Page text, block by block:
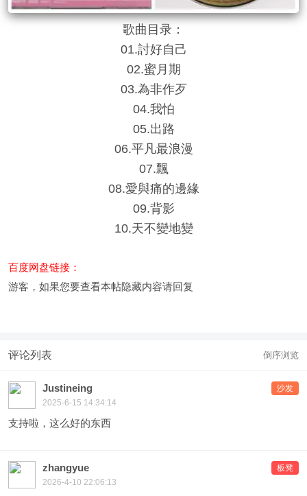
歌曲目录：
01.討好自己
02.蜜月期
03.為非作歹
04.我怕
05.出路
06.平凡最浪漫
07.飄
08.愛與痛的邊緣
09.背影
10.天不變地變
百度网盘链接：
游客，如果您要查看本帖隐藏内容请回复
评论列表 倒序浏览
沙发
Justineing
2025-6-15 14:34:14
支持啦，这么好的东西
板凳
zhangyue
2026-4-10 22:06:13